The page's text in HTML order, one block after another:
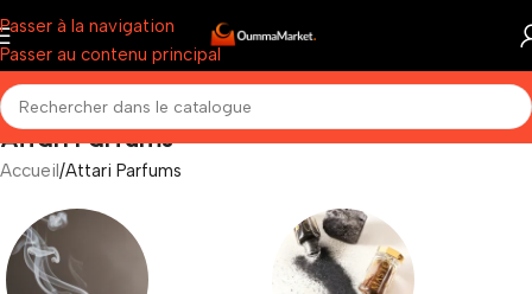
Passer à la navigation
Passer au contenu principal
Attari Parfums
Accueil Attari Parfums